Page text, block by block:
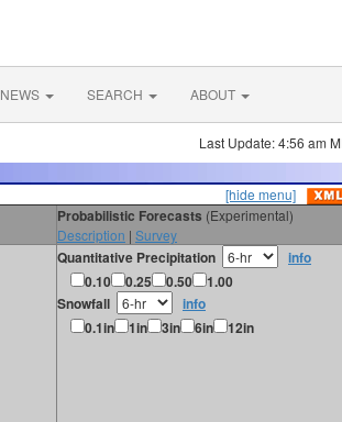
NEWS SEARCH ABOUT
Last Update: 4:56 am
[hide menu]
Probabilistic Forecasts (Experimental)
Description | Survey
Quantitative Precipitation
info
0.10
0.25 0.50
1.00
Snowfall
info
0.1in
1in 3in 6in 12in